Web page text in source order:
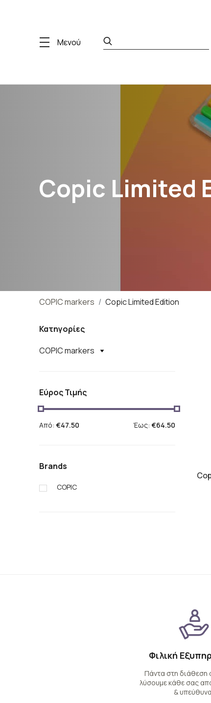
Μενού
Copic Limited
COPIC markers Copic Limited Edition
Κατηγορίες
COPIC markers
Εύρος Τιμής
Από: €47.50 Έως: €64.50
Brands
COPIC
Φιλική
Πάντα στη διάθεση
λύσουμε κάθε σας
&